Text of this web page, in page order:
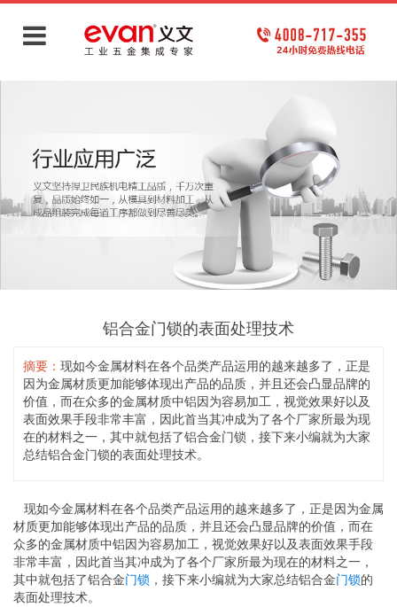
铝合金门锁的表面处理技术
摘要： 现如今金属材料在各个品类产品运用的越来越多了，正是
因为金属材质更加能够体现出产品的品质，并且还会凸显品牌的
价值，而在众多的金属材质中铝因为容易加工，视觉效果好以及
表面效果手段非常丰富，因此首当其冲成为了各个厂家所最为现
在的材料之一，其中就包括了铝合金门锁，接下来小编就为大家
总结铝合金门锁的表面处理技术。
现如今金属材料在各个品类产品运用的越来越多了，正是因为金属
材质更加能够体现出产品的品质，并且还会凸显品牌的价值，而在
众多的金属材质中铝因为容易加工，视觉效果好以及表面效果手段
非常丰富，因此首当其冲成为了各个厂家所最为现在的材料之一，
其中就包括了铝合金门锁 ，接下来小编就为大家总结铝合金门锁的
表面处理技术。